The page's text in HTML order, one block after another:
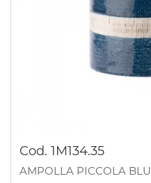
Cod. 1M134.35
AMPOLLA PICCOLA BLU